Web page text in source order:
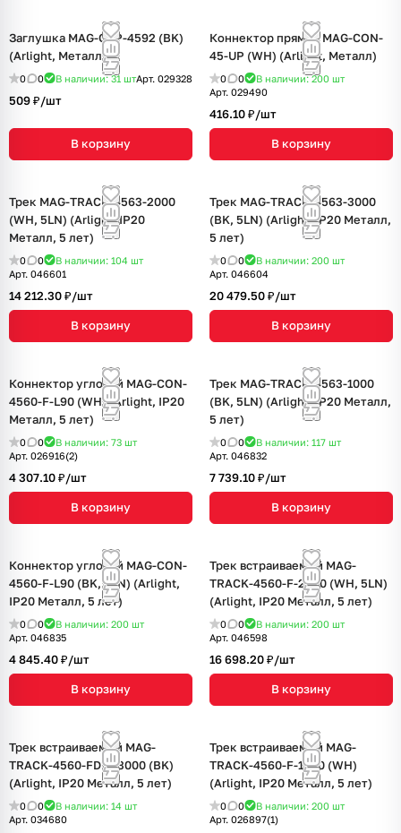
Заглушка MAG-CAP-4592 (BK)
(Arlight, Металл)
0 0 В наличии: 31 штАрт. 029328
509 ₽/шт
В корзину
Коннектор прямой MAG-CON-
45-UP (WH) (Arlight, Металл)
0 0 В наличии: 200 шт
Арт. 029490
416.10 ₽/шт
В корзину
Трек MAG-TRACK-4563-2000
(WH, 5LN) (Arlight, IP20
Металл, 5 лет)
0 0 В наличии: 104 шт
Арт. 046601
14 212.30 ₽/шт
В корзину
Трек MAG-TRACK-4563-3000
(BK, 5LN) (Arlight, IP20 Металл,
5 лет)
0 0 В наличии: 200 шт
Арт. 046604
20 479.50 ₽/шт
В корзину
Коннектор угловой MAG-CON-
4560-F-L90 (WH) (Arlight, IP20
Металл, 5 лет)
0 0 В наличии: 73 шт
Арт. 026916(2)
4 307.10 ₽/шт
В корзину
Трек MAG-TRACK-4563-1000
(BK, 5LN) (Arlight, IP20 Металл,
5 лет)
0 0 В наличии: 117 шт
Арт. 046832
7 739.10 ₽/шт
В корзину
Коннектор угловой MAG-CON-
4560-F-L90 (BK, 5LN) (Arlight,
IP20 Металл, 5 лет)
0 0 В наличии: 200 шт
Арт. 046835
4 845.40 ₽/шт
В корзину
Трек встраиваемый MAG-
TRACK-4560-F-2040 (WH, 5LN)
(Arlight, IP20 Металл, 5 лет)
0 0 В наличии: 200 шт
Арт. 046598
16 698.20 ₽/шт
В корзину
Трек встраиваемый MAG-
TRACK-4560-FDW-3000 (BK)
(Arlight, IP20 Металл, 5 лет)
0 0 В наличии: 14 шт
Арт. 034680
Трек встраиваемый MAG-
TRACK-4560-F-1040 (WH)
(Arlight, IP20 Металл, 5 лет)
0 0 В наличии: 200 шт
Арт. 026897(1)